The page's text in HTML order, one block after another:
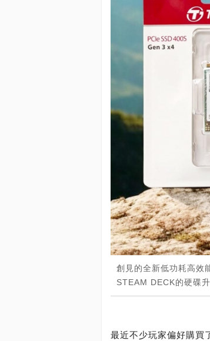
創見的全新低功耗高效
STEAM DECK的硬碟
最近不少玩家偏好購買